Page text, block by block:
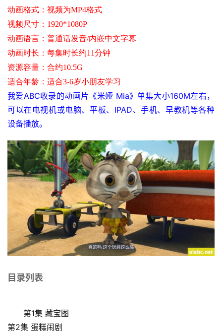
动画格式：视频为MP4格式
视频尺寸 ：1920*1080P
动画语言：普通话发音/内嵌中文字幕
动画时长：每集时长约11分钟
资源容量：合约10.5G
适合年龄 ：适合3-6岁小朋友学习
我爱ABC收录的动画片《米娅 Mia》单集大小160M左右，
可以在电视机或电脑、平板、IPAD、手机、早教机等各种
设备播放。
目录列表
第1集 藏宝图
第2集 蛋糕闹剧